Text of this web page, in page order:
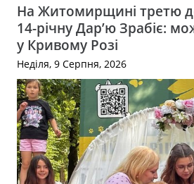
На Житомирщині третю
14-річну Дар’ю Зрабіє:
у Кривому Розі
Неділя, 9 Серпня, 2026